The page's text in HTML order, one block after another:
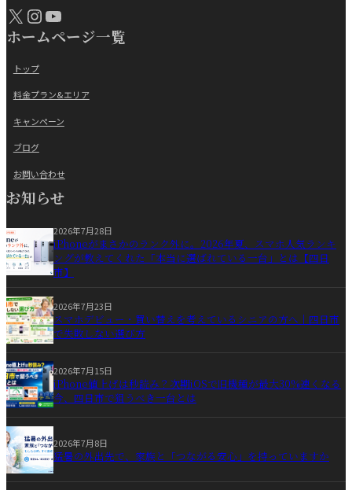
X InstagramYouTube
ホームページ一覧
トップ
料金プラン&エリア
キャンペーン
ブログ
お問い合わせ
お知らせ
2026年7月28日
iPhoneがまさかのランク外に。2026年夏、スマホ人気ランキ
ングが教えてくれた「本当に選ばれている一台」とは【四日
市】
2026年7月23日
スマホデビュー・買い替えを考えているシニアの方へ｜四日市
で失敗しない選び方
2026年7月15日
iPhone値上げは秒読み？次期iOSで旧機種が最大30%速くなる
今、四日市で狙うべき一台とは
2026年7月8日
猛暑の外出先で、家族と「つながる安心」を持っていますか